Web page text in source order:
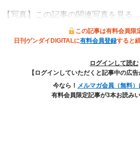
【写真】この記事の関連写真を見る…
この記事は有料会員限
日刊ゲンダイDIGITALに有料会員登録すると
ログインして読む
【ログインしていただくと記事中の広告
今なら！ メルマガ会員（無料）
有料会員限定記事が3本お読みい